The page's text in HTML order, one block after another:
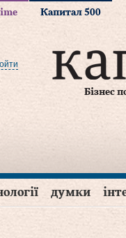
Капитал 500
Бізнес
думки